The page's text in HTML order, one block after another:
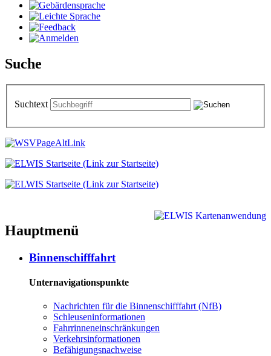
Suche
Suchtext
Hauptmenü
Binnenschifffahrt
Unternavigationspunkte
Nachrichten für die Binnenschifffahrt (NfB)
Schleuseninformationen
Fahrrinneneinschränkungen
Verkehrsinformationen
Befähigungsnachweise